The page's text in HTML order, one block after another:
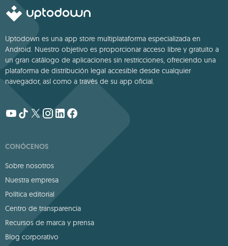
Uptodown es una app store multiplataforma especializada en
Android. Nuestro objetivo es proporcionar acceso libre y gratuito a
un gran catálogo de aplicaciones sin restricciones, ofreciendo una
plataforma de distribución legal accesible desde cualquier
navegador, así como a través de su app oficial.
CONÓCENOS
Sobre nosotros
Nuestra empresa
Política editorial
Centro de transparencia
Recursos de marca y prensa
Blog corporativo